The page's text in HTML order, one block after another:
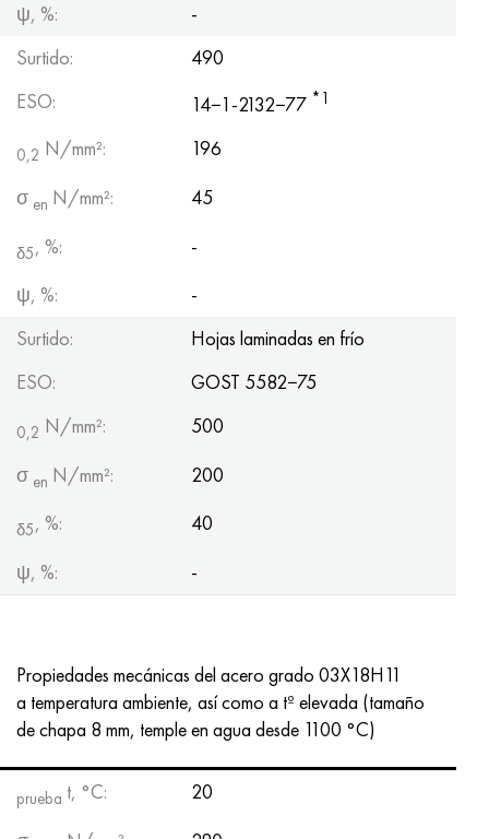
ψ, %:
-
Surtido:
490
ESO:
14−1-2132−77 *1
0,2 N/mm²:
196
σ en N/mm²: 45
δ5, %:
-
ψ, %:
-
Surtido:
Hojas laminadas en frío
ESO:
GOST 5582−75
0,2 N/mm²:
500
σ en N/mm²: 200
δ5, %:
40
ψ, %:
-
Propiedades mecánicas del acero grado 03X18H11
a temperatura ambiente, así como a tº elevada (tamaño
de chapa 8 mm, temple en agua desde 1100 °C)
prueba t, °С:
20